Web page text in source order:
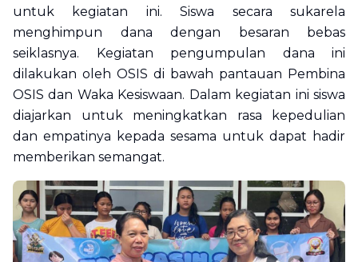
untuk kegiatan ini. Siswa secara sukarela
menghimpun dana dengan besaran bebas
seiklasnya. Kegiatan pengumpulan dana ini
dilakukan oleh OSIS di bawah pantauan Pembina
OSIS dan Waka Kesiswaan. Dalam kegiatan ini siswa
diajarkan untuk meningkatkan rasa kepedulian
dan empatinya kepada sesama untuk dapat hadir
memberikan semangat.